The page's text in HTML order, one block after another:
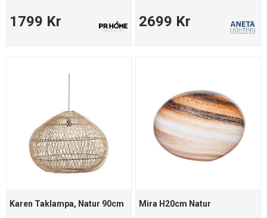
1799 Kr 2699 Kr
Karen Taklampa, Natur 90cm Mira H20cm Natur